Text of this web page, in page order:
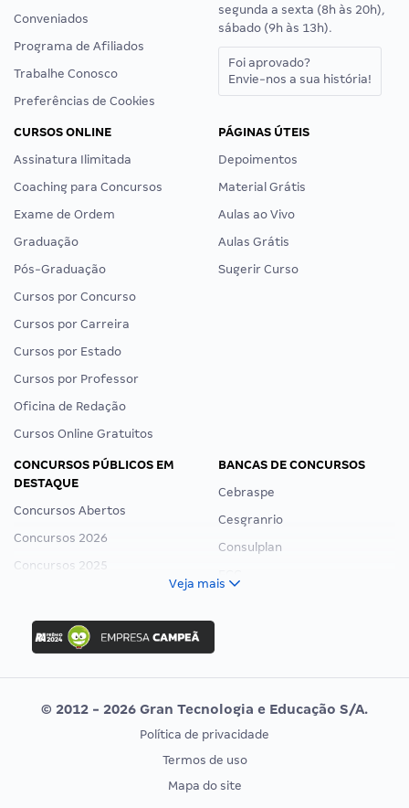
Conveniados
Programa de Afiliados
Trabalhe Conosco
Preferências de Cookies
segunda a sexta (8h às 20h),
sábado (9h às 13h).
Foi aprovado?
Envie-nos a sua história!
CURSOS ONLINE
Assinatura Ilimitada
Coaching para Concursos
Exame de Ordem
Graduação
Pós-Graduação
Cursos por Concurso
Cursos por Carreira
Cursos por Estado
Cursos por Professor
Oficina de Redação
Cursos Online Gratuitos
PÁGINAS ÚTEIS
Depoimentos
Material Grátis
Aulas ao Vivo
Aulas Grátis
Sugerir Curso
CONCURSOS PÚBLICOS EM
DESTAQUE
Concursos Abertos
Concursos 2026
Concursos 2025
Concurso Ibama
Concurso MPU
Editais publicados
BANCAS DE CONCURSOS
Cebraspe
Cesgranrio
Consulplan
Vunesp
CONCURSOS POR PROFISSÃO
EXAME DE ORDEM
Veja mais
© 2012 - 2026 Gran Tecnologia e Educação S/A.
Política de privacidade
Termos de uso
Mapa do site